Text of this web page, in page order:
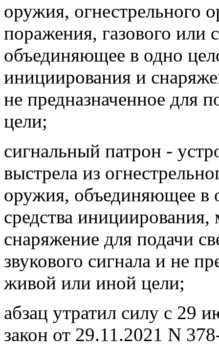
оружия, огнестрельного
поражения, газового или
объединяющее в одно
инициирования и
не предназначенное для
цели;
сигнальный патрон -
выстрела из
оружия, объединяющее в
средства
снаряжение для подачи
звукового сигнала и не
живой или иной цели;
абзац утратил силу с 29
закон от 29.11.2021 N